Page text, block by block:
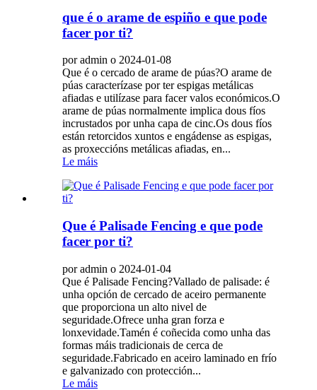
que é o arame de espiño e que pode
facer por ti?
por admin o 2024-01-08
Que é o cercado de arame de púas?O arame de
púas caracterízase por ter espigas metálicas
afiadas e utilízase para facer valos económicos.O
arame de púas normalmente implica dous fíos
incrustados por unha capa de cinc.Os dous fíos
están retorcidos xuntos e engádense as espigas,
as proxeccións metálicas afiadas, en...
Le máis
Que é Palisade Fencing e que pode
facer por ti?
por admin o 2024-01-04
Que é Palisade Fencing?Vallado de palisade: é
unha opción de cercado de aceiro permanente
que proporciona un alto nivel de
seguridade.Ofrece unha gran forza e
lonxevidade.Tamén é coñecida como unha das
formas máis tradicionais de cerca de
seguridade.Fabricado en aceiro laminado en frío
e galvanizado con protección...
Le máis